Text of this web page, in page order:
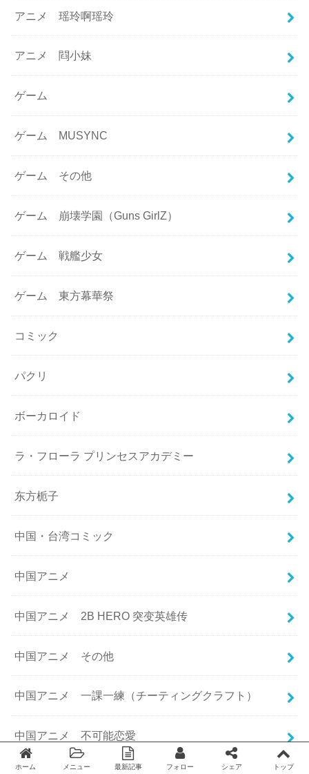
アニメ 瑶玲啊瑶玲
アニメ 閰小妹
ゲーム
ゲーム MUSYNC
ゲーム その他
ゲーム 崩壊学園（Guns GirlZ）
ゲーム 戦艦少女
ゲーム 東方幕華祭
コミック
パクリ
ボーカロイド
ラ・フローラ プリンセスアカデミー
东方栀子
中国・台湾コミック
中国アニメ
中国アニメ 2B HERO 突变英雄传
中国アニメ その他
中国アニメ 一課一練（チーティングクラフト）
中国アニメ 不可能恋愛
ホーム メニュー 最新記事 フォロー シェア トップ
Twitter facebook